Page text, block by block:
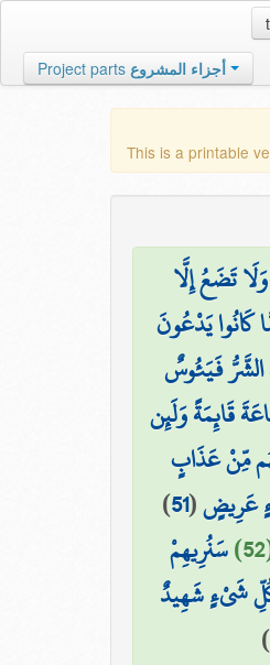
Project parts أجزاء المشروع
This is a printable
تَضَعُ إِلَّا
يَدْعُونَ
الشَّرُّ فَيَئُوسٌ
قَائِمَةً وَلَئِن
مِّنْ عَذَابٍ
عَرِيضٍ(
51
)
سَنُرِيهِمْ
كُلِّ شَيْءٍ شَهِيدٌ
)